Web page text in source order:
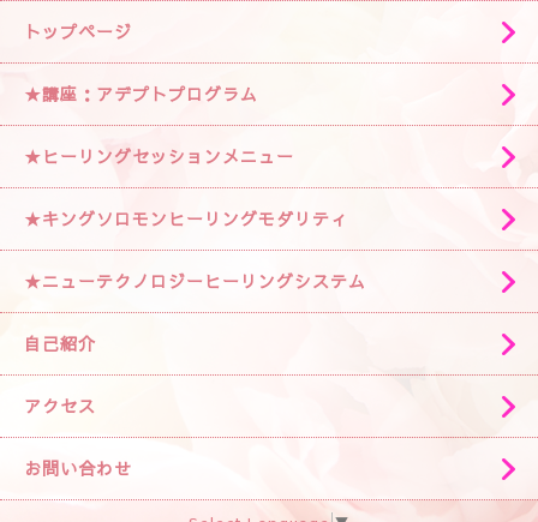
トップページ
★講座：アデプトプログラム
★ヒーリングセッションメニュー
★キングソロモンヒーリングモダリティ
★ニューテクノロジーヒーリングシステム
自己紹介
アクセス
お問い合わせ